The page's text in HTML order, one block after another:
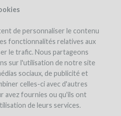
de personnaliser le contenu
fonctionnalités relatives aux
le trafic. Nous partageons
sur l'utilisation de notre site
sociaux, de publicité et
celles-ci avec d'autres
avez fournies ou qu'ils ont
de leurs services.
détails du projet avis d'experts
en vin